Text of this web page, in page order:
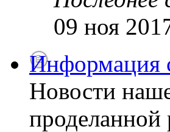
09 ноя
Информация
Новости
проделанной